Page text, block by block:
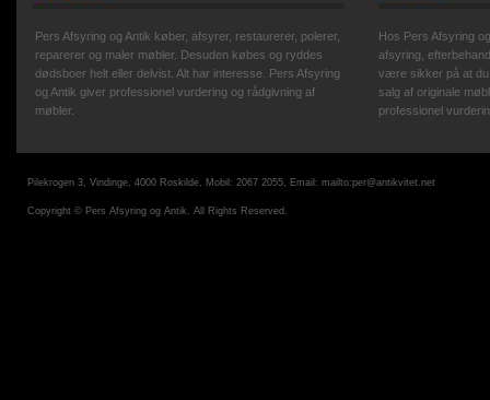
Pers Afsyring og Antik køber, afsyrer, restaurerer, polerer,
reparerer og maler møbler. Desuden købes og ryddes
dødsboer helt eller delvist. Alt har interesse. Pers Afsyring
og Antik giver professionel vurdering og rådgivning af
møbler.
Hos Pers Afsyring
afsyring,
være sikker på at
salg af originale
professionel
Pilekrogen 3, Vindinge, 4000 Roskilde, Mobil: 2067 2055, Email: mailto:per@antikvitet.net
Copyright © Pers Afsyring og Antik. All Rights Reserved.